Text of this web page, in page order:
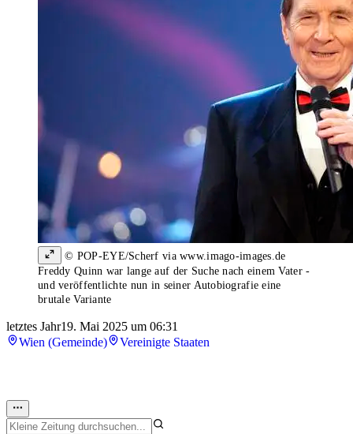
© POP-EYE/Scherf via www.imago-images.de
Freddy Quinn war lange auf der Suche nach einem Vater -
und veröffentlichte nun in seiner Autobiografie eine
brutale Variante
letztes Jahr19. Mai 2025 um 06:31
Wien (Gemeinde)
Vereinigte Staaten